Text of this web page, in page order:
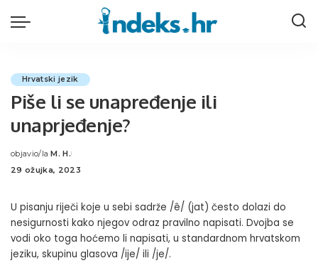
Hrvatski jezik
Piše li se unapređenje ili
unaprjeđenje?
Posted
by
objavio/la M. H.
29 ožujka, 2023
U pisanju riječi koje u sebi sadrže /ê/ (jat) često dolazi do
nesigurnosti kako njegov odraz pravilno napisati. Dvojba se
vodi oko toga hoćemo li napisati, u standardnom hrvatskom
jeziku, skupinu glasova /ije/ ili /je/.